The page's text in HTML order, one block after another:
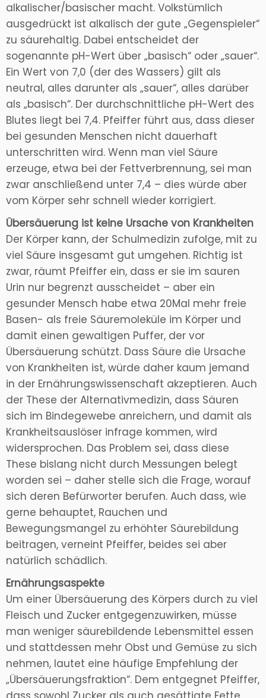
alkalischer/basischer macht. Volkstümlich
ausgedrückt ist alkalisch der gute „Gegenspieler“
zu säurehaltig. Dabei entscheidet der
sogenannte pH-Wert über „basisch“ oder „sauer“.
Ein Wert von 7,0 (der des Wassers) gilt als
neutral, alles darunter als „sauer“, alles darüber
als „basisch“. Der durchschnittliche pH-Wert des
Blutes liegt bei 7,4. Pfeiffer führt aus, dass dieser
bei gesunden Menschen nicht dauerhaft
unterschritten wird. Wenn man viel Säure
erzeuge, etwa bei der Fettverbrennung, sei man
zwar anschließend unter 7,4 – dies würde aber
vom Körper sehr schnell wieder korrigiert.
Übersäuerung ist keine Ursache von Krankheiten
Der Körper kann, der Schulmedizin zufolge, mit zu
viel Säure insgesamt gut umgehen. Richtig ist
zwar, räumt Pfeiffer ein, dass er sie im sauren
Urin nur begrenzt ausscheidet – aber ein
gesunder Mensch habe etwa 20Mal mehr freie
Basen- als freie Säuremoleküle im Körper und
damit einen gewaltigen Puffer, der vor
Übersäuerung schützt. Dass Säure die Ursache
von Krankheiten ist, würde daher kaum jemand
in der Ernährungswissenschaft akzeptieren. Auch
der These der Alternativmedizin, dass Säuren
sich im Bindegewebe anreichern, und damit als
Krankheitsauslöser infrage kommen, wird
widersprochen. Das Problem sei, dass diese
These bislang nicht durch Messungen belegt
worden sei – daher stelle sich die Frage, worauf
sich deren Befürworter berufen. Auch dass, wie
gerne behauptet, Rauchen und
Bewegungsmangel zu erhöhter Säurebildung
beitragen, verneint Pfeiffer, beides sei aber
natürlich schädlich.
Ernährungsaspekte
Um einer Übersäuerung des Körpers durch zu viel
Fleisch und Zucker entgegenzuwirken, müsse
man weniger säurebildende Lebensmittel essen
und stattdessen mehr Obst und Gemüse zu sich
nehmen, lautet eine häufige Empfehlung der
„Übersäuerungsfraktion“. Dem entgegnet Pfeiffer,